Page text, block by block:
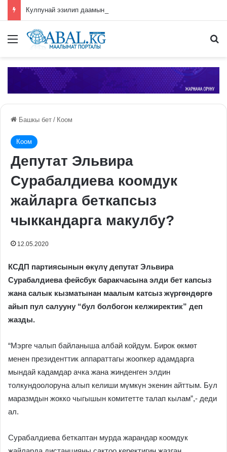
Меню
Башкы бет / Коом
Коом
Депутат Эльвира
Сурабалдиева коомдук
жайларга беткапсыз
чыккандарга макулбу?
12.05.2020
КСДП партиясынын өкүлү депутат Эльвира
Сурабалдиева фейсбук баракчасына элди бет капсыз
жана салык кызматынан маалым катсыз жүргөндөргө
айып пул салууну “бул болбогон келжиректик” деп
жазды.
“Мэрге чалып байланыша албай койдум. Бирок өкмөт
менен президенттик аппараттагы жоопкер адамдарга
мындай кадамдар ачка жана жинденген элдин
толкундоолоруна алып келиши мүмкүн экенин айттым. Бул
маразмдын жокко чыгышын комитетте талап кылам”,- деди
ал.
Сурабалдиева беткаптан мурда жарандар коомдук